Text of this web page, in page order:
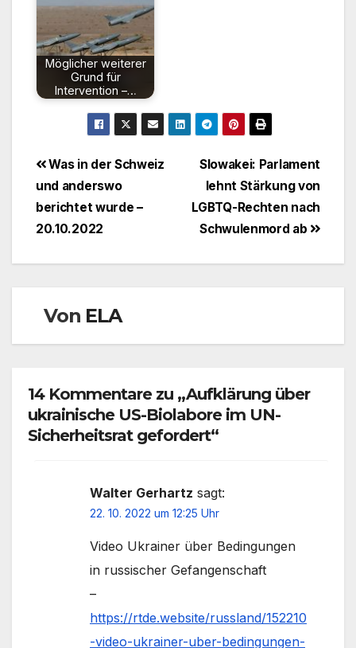
Möglicher weiterer
Grund für
Intervention –…
Beitragsnavigation
Slowakei: Parlament
lehnt Stärkung von
LGBTQ-Rechten nach
Schwulenmord ab
Was in der Schweiz
und anderswo
berichtet wurde –
20.10.2022
Von ELA
14 Kommentare zu „Aufklärung über
ukrainische US-Biolabore im UN-
Sicherheitsrat gefordert“
Walter Gerhartz sagt:
22. 10. 2022 um 12:25 Uhr
Video Ukrainer über Bedingungen
in russischer Gefangenschaft
–
https://rtde.website/russland/152210
-video-ukrainer-uber-bedingungen-